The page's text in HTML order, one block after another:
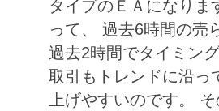
タイプのＥＡになりま
って、 過去6時間の売
過去2時間でタイミン
取引もトレンドに沿っ
上げやすいのです。